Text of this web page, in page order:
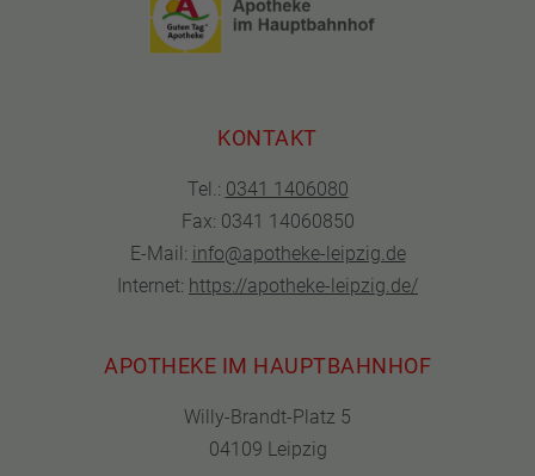
KONTAKT
Tel.: 0341 1406080
Fax: 0341 14060850
E-Mail: info@apotheke-leipzig.de
Internet: https://apotheke-leipzig.de/
APOTHEKE IM HAUPTBAHNHOF
Willy-Brandt-Platz 5
04109 Leipzig